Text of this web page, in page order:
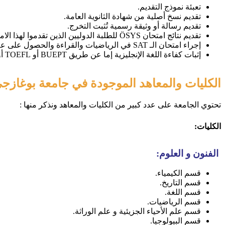
تعبئة نموذج التقديم.
تقديم نسخ أصلية من شهادة الثانوية العامة.
تقديم رسالة أو وثيقة رسمية تُثبت التخرج.
تقديم نتائج امتحان ÖSYS للطلبة الدوليين الذين تقدموا لهذا الامتحان.
إجراء امتحان الـ SAT في الرياضيات والقراءة والحصول على علامة 35.5/40 كحد أدنى و 65/80 كحد أدنى في الرياضيات والقراءة معًا.
إثبات كفاءة اللغة الإنجليزية إما عن طريق BUEPT أو TOEFL أو UK IELTS.
الكليات والمعاهد الموجودة في جامعة
تحتوي الجامعة على عدد كبير من الكليات والمعاهد ونذكر منها :
الكليات:
الفنون و العلوم:
قسم الكيمياء.
قسم التاريخ.
قسم اللغة.
قسم الرياضيات.
قسم علم الأحياء الجزيئية و علم الوراثة.
قسم البيولوجيا.